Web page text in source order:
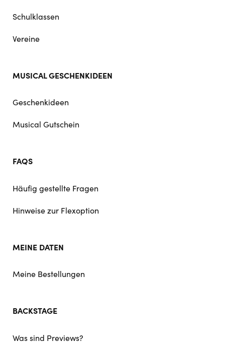
Schulklassen
Vereine
MUSICAL GESCHENKIDEEN
Geschenkideen
Musical Gutschein
FAQS
Häufig gestellte Fragen
Hinweise zur Flexoption
MEINE DATEN
Meine Bestellungen
BACKSTAGE
Was sind Previews?